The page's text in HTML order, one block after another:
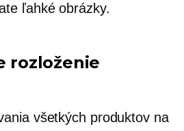
ľahké obrázky.
rozloženie
všetkých produktov na